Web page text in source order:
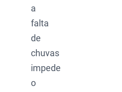
a
falta
de
chuvas
impede
o